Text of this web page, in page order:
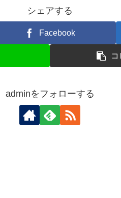
シェアする
Facebook
コ
adminをフォローする